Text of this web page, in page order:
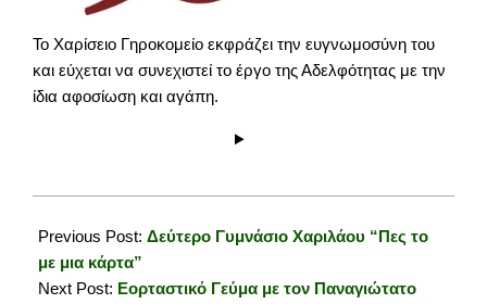
Το Χαρίσειο Γηροκομείο εκφράζει την ευγνωμοσύνη του
και εύχεται να συνεχιστεί το έργο της Αδελφότητας με την
ίδια αφοσίωση και αγάπη.
01-
01
Previous Post: Δεύτερο Γυμνάσιο Χαριλάου “Πες το
με μια κάρτα”
Next Post: Εορταστικό Γεύμα με τον Παναγιώτατο